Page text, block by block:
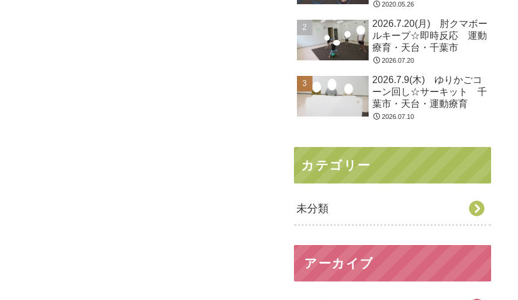
2020.05.26
2026.7.20(月) 肘クマボー
ルキープ☆即時反応 運動
療育・天台・千葉市
2026.07.20
2026.7.9(木) ゆりかごコ
ーン回し☆サーキット 千
葉市・天台・運動療育
2026.07.10
カテゴリー
未分類
アーカイブ